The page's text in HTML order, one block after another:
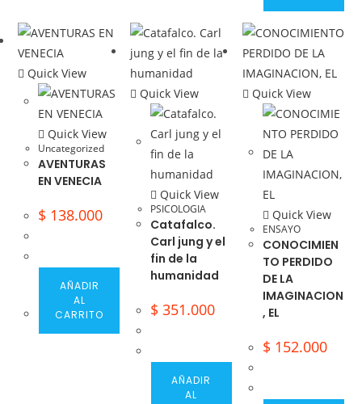
Quick View
Quick View
Uncategorized
AVENTURAS
EN VENECIA
$ 138.000
AÑADIR
AL
CARRITO
Quick View
Quick View
PSICOLOGIA
Catafalco.
Carl jung y el
fin de la
humanidad
$ 351.000
AÑADIR
AL
Quick View
Quick View
ENSAYO
CONOCIMIEN
TO PERDIDO
DE LA
IMAGINACION
, EL
$ 152.000